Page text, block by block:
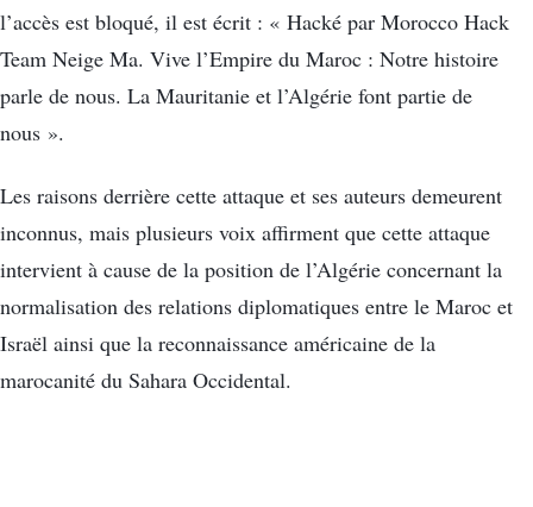
l’accès est bloqué, il est écrit : « Hacké par Morocco Hack
Team Neige Ma. Vive l’Empire du Maroc : Notre histoire
parle de nous. La Mauritanie et l’Algérie font partie de
nous ».
Les raisons derrière cette attaque et ses auteurs demeurent
inconnus, mais plusieurs voix affirment que cette attaque
intervient à cause de la position de l’Algérie concernant la
normalisation des relations diplomatiques entre le Maroc et
Israël ainsi que la reconnaissance américaine de la
marocanité du Sahara Occidental.